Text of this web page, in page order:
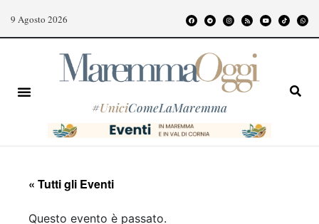
9 Agosto 2026
#UniciComeLaMaremma
« Tutti gli Eventi
Questo evento è passato.